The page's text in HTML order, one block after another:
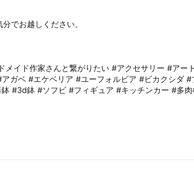
でお越しください。
イド作家さんと繋がりたい #アクセサリー #アー
ガベ #エケベリア #ユーフォルビア #ビカクシダ #
#3d鉢 #ソフビ #フィギュア #キッチンカー #多肉